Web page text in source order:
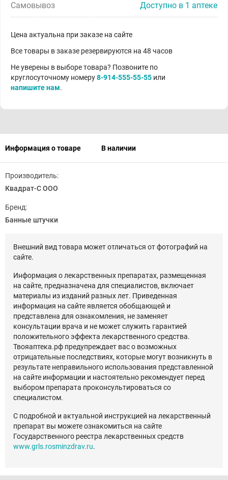
Самовывоз Доступно в 1 аптеке
Цена актуальна при заказе на сайте
Все товары в заказе резервируются на 48 часов
Не уверены в выборе товара? Позвоните по
круглосуточному номеру8-914-555-55-55 или
напишите нам.
Информация о товаре В наличии
Производитель:
Квадрат-С ООО
Бренд:
Банные штучки
Внешний вид товара может отличаться от фотографий на
сайте.
Информация о лекарственных препаратах, размещенная
на сайте, предназначена для специалистов, включает
материалы из изданий разных лет. Приведенная
информация на сайте является обобщающей и
представлена для ознакомления, не заменяет
консультации врача и не может служить гарантией
положительного эффекта лекарственного средства.
Твояаптека.рф предупреждает вас о возможных
отрицательные последствиях, которые могут возникнуть в
результате неправильного использования представленной
на сайте информации и настоятельно рекомендует перед
выбором препарата проконсультироваться со
специалистом.
С подробной и актуальной инструкцией на лекарственный
препарат вы можете ознакомиться на сайте
Государственного реестра лекарственных средств
www.grls.rosminzdrav.ru.